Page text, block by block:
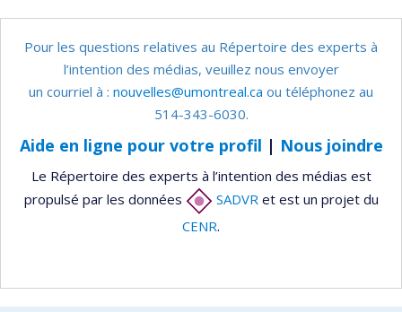
Pour les questions relatives au Répertoire des experts à
l’intention des médias, veuillez nous envoyer
un courriel à : nouvelles@umontreal.ca ou téléphonez au
514-343-6030.
Aide en ligne pour votre profil | Nous joindre
Le Répertoire des experts à l’intention des médias est
propulsé par les données
SADVRet est un projet du
CENR.